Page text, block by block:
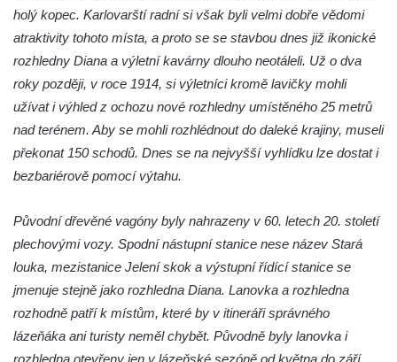
holý kopec. Karlovarští radní si však byli velmi dobře vědomi
atraktivity tohoto místa, a proto se se stavbou dnes již ikonické
rozhledny Diana a výletní kavárny dlouho neotáleli. Už o dva
roky později, v roce 1914, si výletníci kromě lavičky mohli
užívat i výhled z ochozu nové rozhledny umístěného 25 metrů
nad terénem. Aby se mohli rozhlédnout do daleké krajiny, museli
překonat 150 schodů. Dnes se na nejvyšší vyhlídku lze dostat i
bezbariérově pomocí výtahu.
Původní dřevěné vagóny byly nahrazeny v 60. letech 20. století
plechovými vozy. Spodní nástupní stanice nese název Stará
louka, mezistanice Jelení skok a výstupní řídící stanice se
jmenuje stejně jako rozhledna Diana. Lanovka a rozhledna
rozhodně patří k místům, které by v itineráři správného
lázeňáka ani turisty neměl chybět. Původně byly lanovka i
rozhledna otevřeny jen v lázeňské sezóně od května do září.